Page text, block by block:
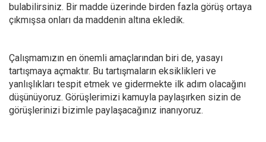
bulabilirsiniz. Bir madde üzerinde birden fazla görüş ortaya
çıkmışsa onları da maddenin altına ekledik.
Çalışmamızın en önemli amaçlarından biri de, yasayı
tartışmaya açmaktır. Bu tartışmaların eksiklikleri ve
yanlışlıkları tespit etmek ve gidermekte ilk adım olacağını
düşünüyoruz. Görüşlerimizi kamuyla paylaşırken sizin de
görüşlerinizi bizimle paylaşacağınız inanıyoruz.